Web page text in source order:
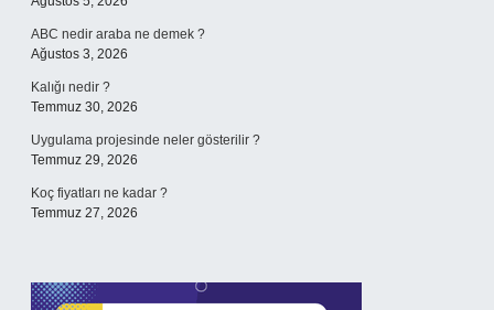
ABC nedir araba ne demek ?
Ağustos 3, 2026
Kalığı nedir ?
Temmuz 30, 2026
Uygulama projesinde neler gösterilir ?
Temmuz 29, 2026
Koç fiyatları ne kadar ?
Temmuz 27, 2026